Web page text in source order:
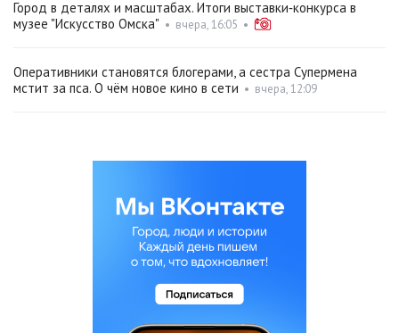
Город в деталях и масштабах. Итоги выставки‑конкурса в
музее "Искусство Омска" • вчера, 16:05 •
Оперативники становятся блогерами, а сестра Супермена
мстит за пса. О чём новое кино в сети • вчера, 12:09